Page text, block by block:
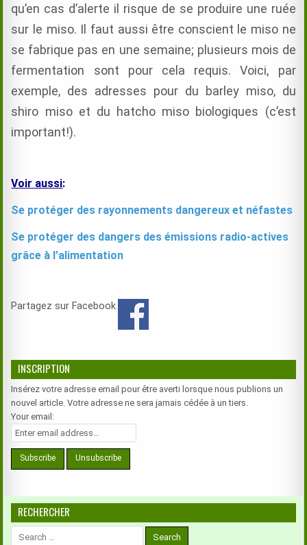
qu’en cas d’alerte il risque de se produire une ruée
sur le miso. Il faut aussi être conscient le miso ne
se fabrique pas en une semaine; plusieurs mois de
fermentation sont pour cela requis. Voici, par
exemple, des adresses pour du barley miso, du
shiro miso et du hatcho miso biologiques (c’est
important!).
Voir aussi:
Se protéger des rayonnements dangereux et néfastes
Se protéger des dangers des émissions radio-actives
grâce à l’alimentation
Partagez sur Facebook
INSCRIPTION
Insérez votre adresse email pour être averti lorsque nous publions un
nouvel article. Votre adresse ne sera jamais cédée à un tiers.
Your email:
RECHERCHER